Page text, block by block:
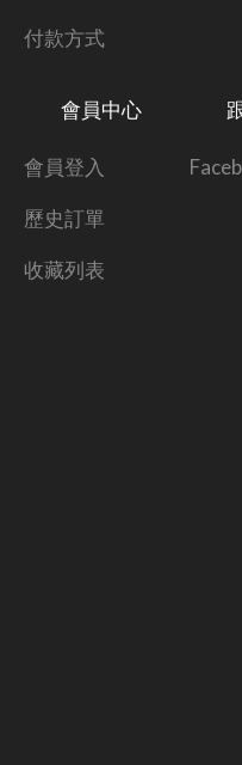
付款方式
會員中心
會員登入
歷史訂單
收藏列表